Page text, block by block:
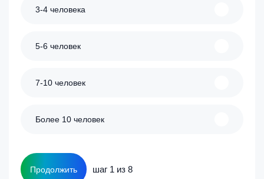
3-4 человека
5-6 человек
7-10 человек
Более 10 человек
Продолжить шаг 1 из 8